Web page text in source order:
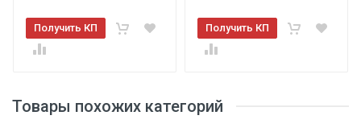
Товары похожих категорий
Получить КП Получить КП